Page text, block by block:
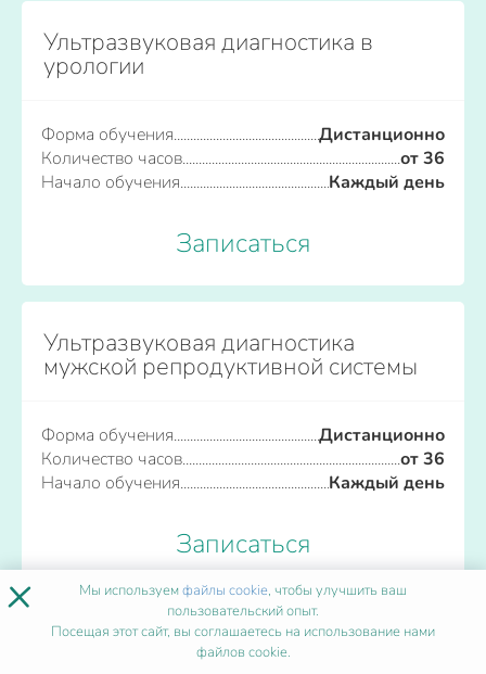
Ультразвуковая диагностика в
урологии
Форма обучения
Дистанционно
Количество часов
от 36
Начало обучения
Каждый день
Записаться
Ультразвуковая диагностика
мужской репродуктивной системы
Форма обучения
Дистанционно
Количество часов
от 36
Начало обучения
Каждый день
Записаться
Ультразвуковая диагностика
органов брюшной полости
× Мы используемфайлы cookie, чтобы улучшить ваш
пользовательский опыт.
Посещая этот сайт, вы соглашаетесь на использование нами
файлов cookie.